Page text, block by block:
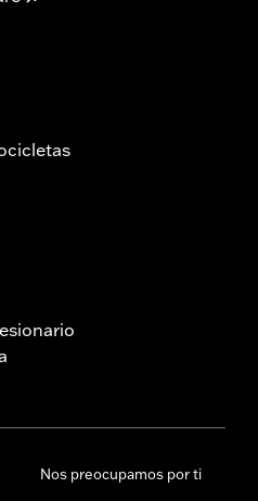
Nos preocupamos por ti